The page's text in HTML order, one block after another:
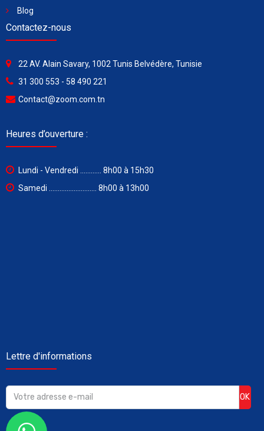
Blog
Contactez-nous
22 AV. Alain Savary, 1002 Tunis Belvédère, Tunisie
31 300 553 - 58 490 221
Contact@zoom.com.tn
Heures d’ouverture :
Lundi - Vendredi ............ 8h00 à 15h30
Samedi ........................... 8h00 à 13h00
Lettre d'informations
OK